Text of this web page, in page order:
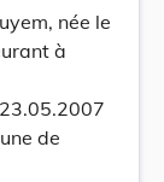
née le
à
de